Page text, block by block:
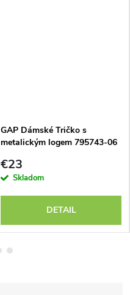
GAP Dámské Tričko s
metalickým logem 795743-06
€23
Skladom
DETAIL